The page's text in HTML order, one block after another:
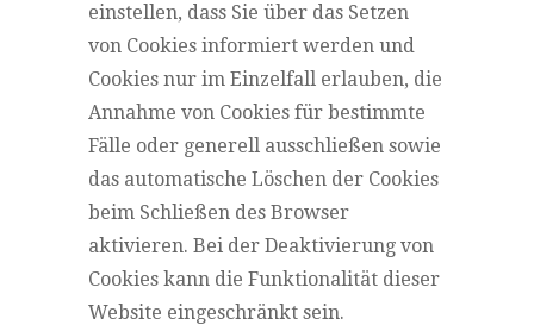
einstellen, dass Sie über das Setzen
von Cookies informiert werden und
Cookies nur im Einzelfall erlauben, die
Annahme von Cookies für bestimmte
Fälle oder generell ausschließen sowie
das automatische Löschen der Cookies
beim Schließen des Browser
aktivieren. Bei der Deaktivierung von
Cookies kann die Funktionalität dieser
Website eingeschränkt sein.